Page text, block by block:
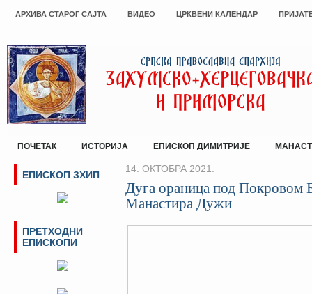
АРХИВА СТАРОГ САЈТА ВИДЕО ЦРКВЕНИ КАЛЕНДАР
ПОЧЕТАК ИСТОРИЈА ЕПИСКОП ДИМИТРИЈЕ
14. ОКТОБРА 2021.
Дуга ораница под Покровом
Манастира Дужи
ЕПИСКОП ЗХИП
ПРЕТХОДНИ
ЕПИСКОПИ